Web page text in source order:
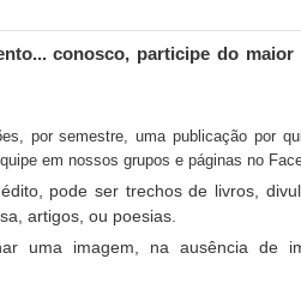
conosco, participe do
por semestre, uma publicação por
em nossos grupos e páginas no
pode ser trechos de livros,
artigos, ou poesias.
uma imagem, na ausência de